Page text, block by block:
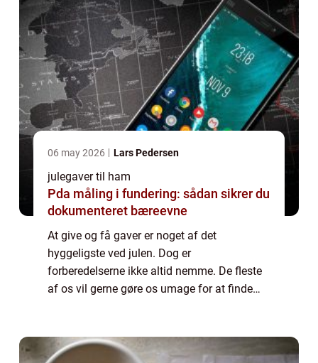
06 may 2026 Lars Pedersen
julegaver til ham
Pda måling i fundering: sådan sikrer du
dokumenteret bæreevne
At give og få gaver er noget af det
hyggeligste ved julen. Dog er
forberedelserne ikke altid nemme. De fleste
af os vil gerne gøre os umage for at finde
når man ska...